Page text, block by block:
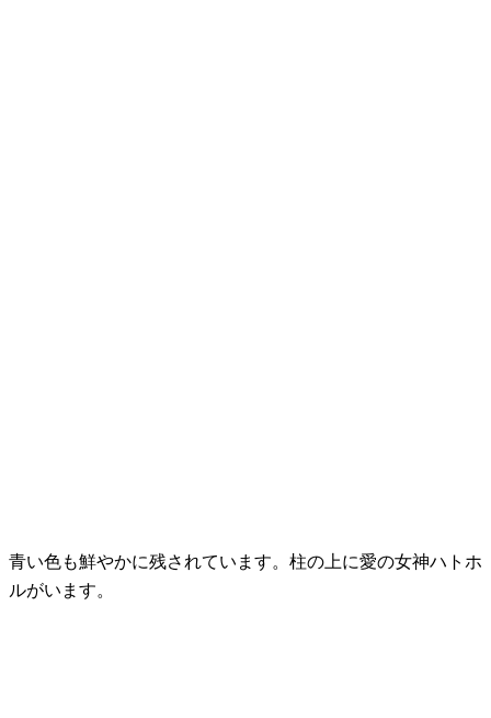
青い色も鮮やかに残されています。柱の上に愛の女神ハトホ
ルがいます。